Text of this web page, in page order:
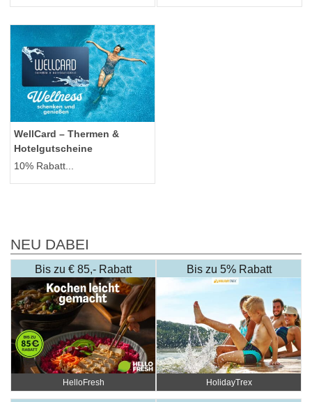
WellCard – Thermen &
Hotelgutscheine
10% Rabatt...
NEU DABEI
Bis zu € 85,- Rabatt
HelloFresh
Bis zu 5% Rabatt
HolidayTrex